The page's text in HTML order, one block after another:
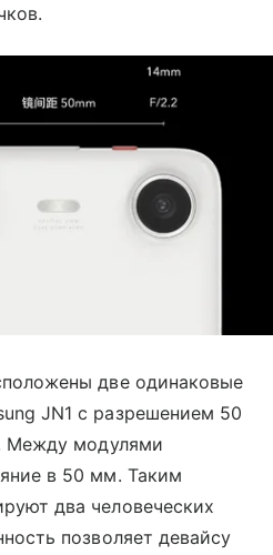
две одинаковые
JN1 с разрешением 50
Между модулями
в 50 мм. Таким
два человеческих
позволяет девайсу